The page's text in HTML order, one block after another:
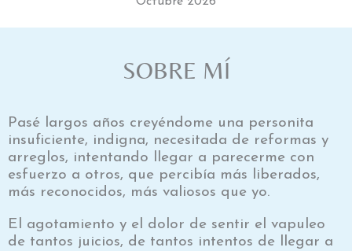
SOBRE MÍ
Pasé largos años creyéndome una personita
insuficiente, indigna, necesitada de reformas y
arreglos, intentando llegar a parecerme con
esfuerzo a otros, que percibía más liberados,
más reconocidos, más valiosos que yo.
El agotamiento y el dolor de sentir el vapuleo
de tantos juicios, de tantos intentos de llegar a